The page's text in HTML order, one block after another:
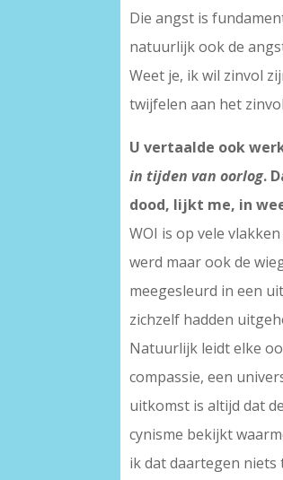
Die angst is
natuurlijk ook de
Weet je, ik wil zinvol
twijfelen aan het
U vertaalde ook
in tijden van oorlog.
dood, lijkt me, in
WOI is op vele
werd maar ook de
meegesleurd in een
zichzelf hadden
Natuurlijk leidt elke
compassie, een
uitkomst is altijd dat
cynisme bekijkt
ik dat daartegen niets